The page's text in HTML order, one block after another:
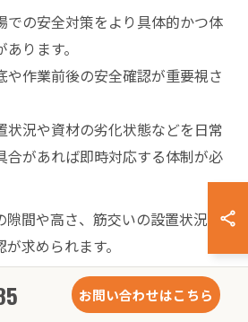
での安全対策をより具体的かつ体
ります。
や作業前後の安全確認が重要視さ
状況や資材の劣化状態などを日常
合があれば即時対応する体制が必
隙間や高さ、筋交いの設置状況な
求められます。
や墜落制止用器具の設置義務につ
た運用を徹底しましょう。
お問い合わせはこちら